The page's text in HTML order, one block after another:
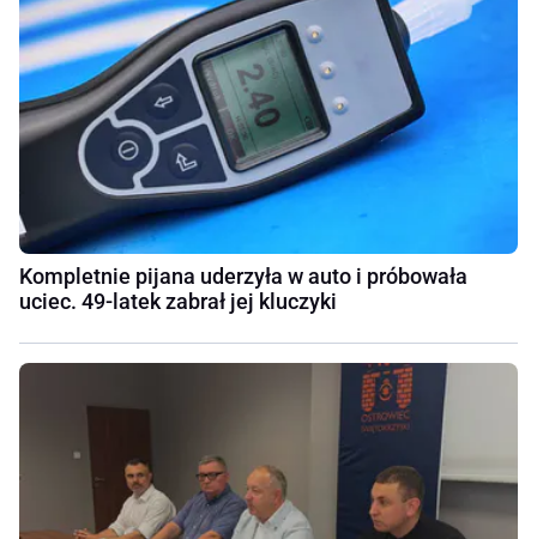
Kompletnie pijana uderzyła w auto i próbowała
uciec. 49-latek zabrał jej kluczyki